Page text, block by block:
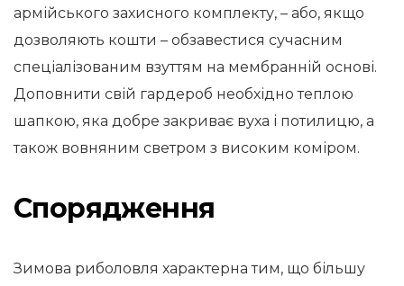
армійського захисного комплекту, – або, якщо
дозволяють кошти – обзавестися сучасним
спеціалізованим взуттям на мембранній основі.
Доповнити свій гардероб необхідно теплою
шапкою, яка добре закриває вуха і потилицю, а
також вовняним светром з високим коміром.
Спорядження
Зимова риболовля характерна тим, що більшу